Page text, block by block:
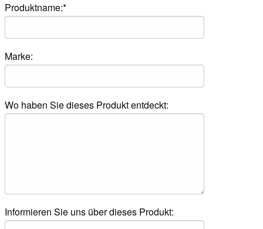
Produktname:*
Marke:
Wo haben Sie dieses Produkt entdeckt:
Informieren Sie uns über dieses Produkt: